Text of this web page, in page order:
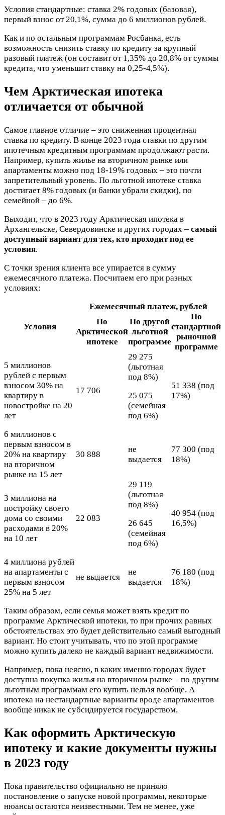
Условия стандартные: ставка 2% годовых (базовая),
первый взнос от 20,1%, сумма до 6 миллионов рублей.
Как и по остальным программам Росбанка, есть
возможность снизить ставку по кредиту за крупный
разовый платеж (он составит от 1,35% до 20,8% от суммы
кредита, что уменьшит ставку на 0,25-4,5%).
Чем Арктическая ипотека
отличается от обычной
Самое главное отличие – это сниженная процентная
ставка по кредиту. В конце 2023 года ставки по другим
ипотечным кредитным программам продолжают расти.
Например, купить жилье на вторичном рынке или
апартаменты можно под 18-19% годовых – это почти
запретительный уровень. По льготной ипотеке ставка
достигает 8% годовых (и банки убрали скидки), по
семейной – до 6%.
Выходит, что в 2023 году Арктическая ипотека в
Архангельске, Севердовинске и других городах – самый
доступный вариант для тех, кто проходит под ее
условия.
С точки зрения клиента все упирается в сумму
ежемесячного платежа. Посчитаем его при разных
условиях:
Условия
Ежемесячный платеж, рублей
По
Арктической
ипотеке
По другой
льготной
программе
По
стандартной
рыночной
программе
5 миллионов
рублей с первым
взносом 30% на
квартиру в
новостройке на 20
лет
17 706
29 275
(льготная
под 8%)
25 075
(семейная
под 6%)
51 338 (под
17%)
6 миллионов с
первым взносом в
20% на квартиру
на вторичном
рынке на 15 лет
30 888
не
выдается
77 300 (под
18%)
3 миллиона на
постройку своего
дома со своими
расходами в 20%
на 10 лет
22 083
29 119
(льготная
под 8%)
26 645
(семейная
под 6%)
40 954 (под
16,5%)
4 миллиона рублей
на апартаменты с
первым взносом
25% на 5 лет
не выдается
не
выдается
76 180 (под
18%)
Таким образом, если семья может взять кредит по
программе Арктической ипотеки, то при прочих равных
обстоятельствах это будет действительно самый выгодный
вариант. Но стоит учитывать, что по этой программе
можно купить далеко не каждый вариант недвижимости.
Например, пока неясно, в каких именно городах будет
доступна покупка жилья на вторичном рынке – по другим
льготным программам его купить нельзя вообще. А
ипотека на нестандартные варианты вроде апартаментов
вообще никак не субсидируется государством.
Как оформить Арктическую
ипотеку и какие документы нужны
в 2023 году
Пока правительство официально не приняло
постановление о запуске новой программы, некоторые
нюансы остаются неизвестными. Тем не менее, уже